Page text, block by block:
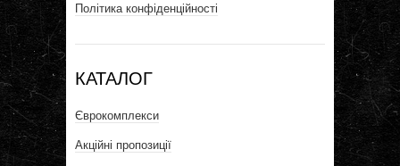
Політика конфіденційності
КАТАЛОГ
Єврокомплекси
Акційні пропозиції